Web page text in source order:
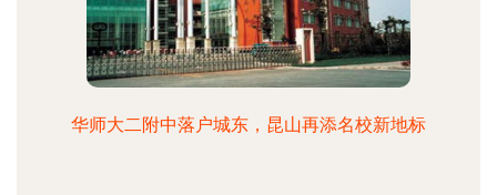
华师大二附中落户城东，昆山再添名校新地标